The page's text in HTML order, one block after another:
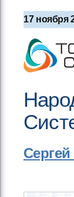
17 ноября